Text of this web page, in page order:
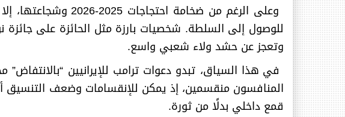
وعلى الرغم من
للوصول إلى السلطة. شخصيات بارزة مثل الحائزة على
وتعجز عن حشد ولاء شعبي واسع.
في هذا السياق، تبدو دعوات ترامب للإيرانيين
المنافسون منقسمين، إذ يمكن للإنقسامات وضعف التنسيق
قمع داخلي بدلًا من ثورة.